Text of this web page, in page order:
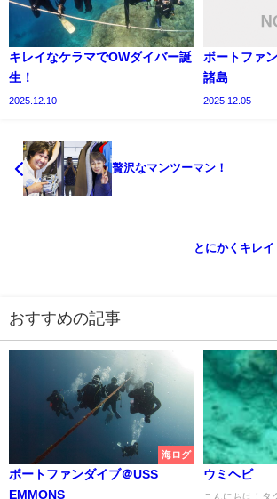
キレイなケラマでOWダイバー誕
生！
2025.12.10
ボートファ
諸島
2025.12.05
贅沢なマンツーマン！
とにかくキレイ
おすすめの記事
海ログ
ボートファンダイブ＠USS
EMMONS
ウミヘビ
こんにちは！タ